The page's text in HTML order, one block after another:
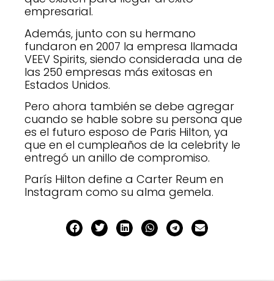
empresarial.
Además, junto con su hermano
fundaron en 2007 la empresa llamada
VEEV Spirits, siendo considerada una de
las 250 empresas más exitosas en
Estados Unidos.
Pero ahora también se debe agregar
cuando se hable sobre su persona que
es el futuro esposo de Paris Hilton, ya
que en el cumpleaños de la celebrity le
entregó un anillo de compromiso.
París Hilton define a Carter Reum en
Instagram como su alma gemela.